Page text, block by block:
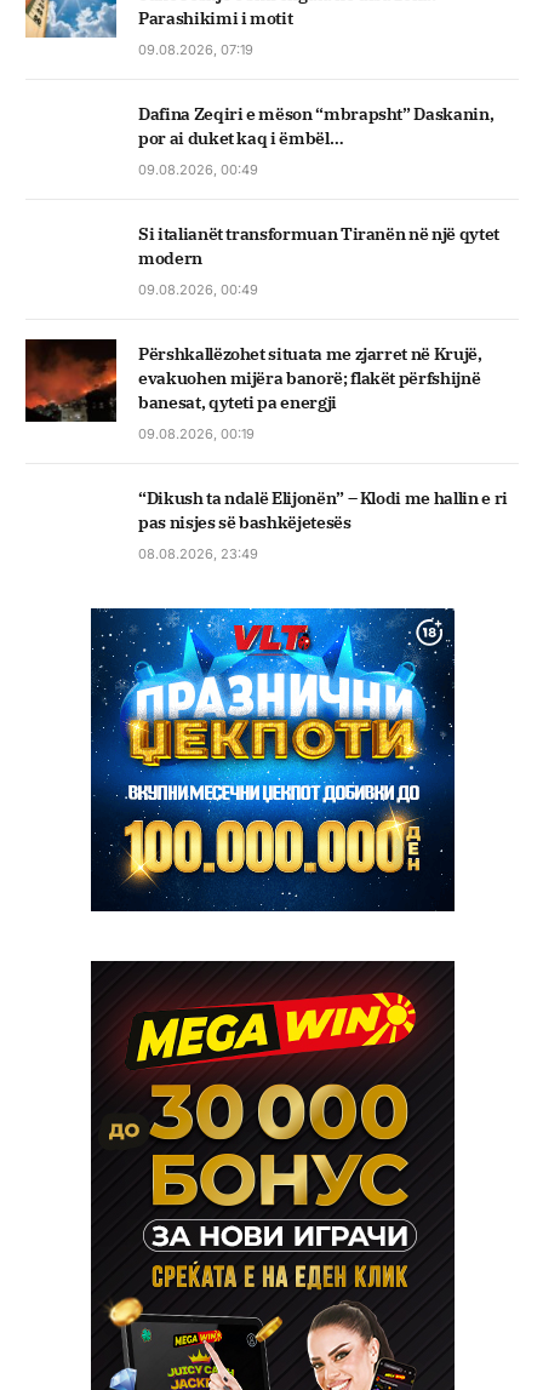
Parashikimi i motit
09.08.2026, 07:19
Dafina Zeqiri e mëson “mbrapsht” Daskanin,
por ai duket kaq i ëmbël…
09.08.2026, 00:49
Si italianët transformuan Tiranën në një qytet
modern
09.08.2026, 00:49
Përshkallëzohet situata me zjarret në Krujë,
evakuohen mijëra banorë; flakët përfshijnë
banesat, qyteti pa energji
09.08.2026, 00:19
“Dikush ta ndalë Elijonën” – Klodi me hallin e ri
pas nisjes së bashkëjetesës
08.08.2026, 23:49